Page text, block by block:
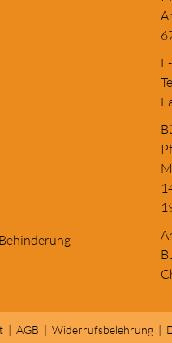
| AGB | Widerrufsbelehrung |